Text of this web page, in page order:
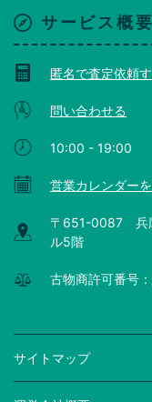
サービス概要
匿名で査定依頼
問い合わせる
10:00 - 19:00
営業カレンダー
〒651-0087 兵
ル5階
古物商許可番号
サイトマップ